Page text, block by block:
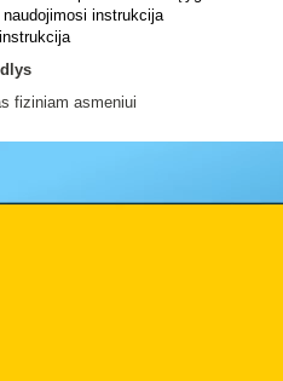
instrukcija
fiziniam asmeniui